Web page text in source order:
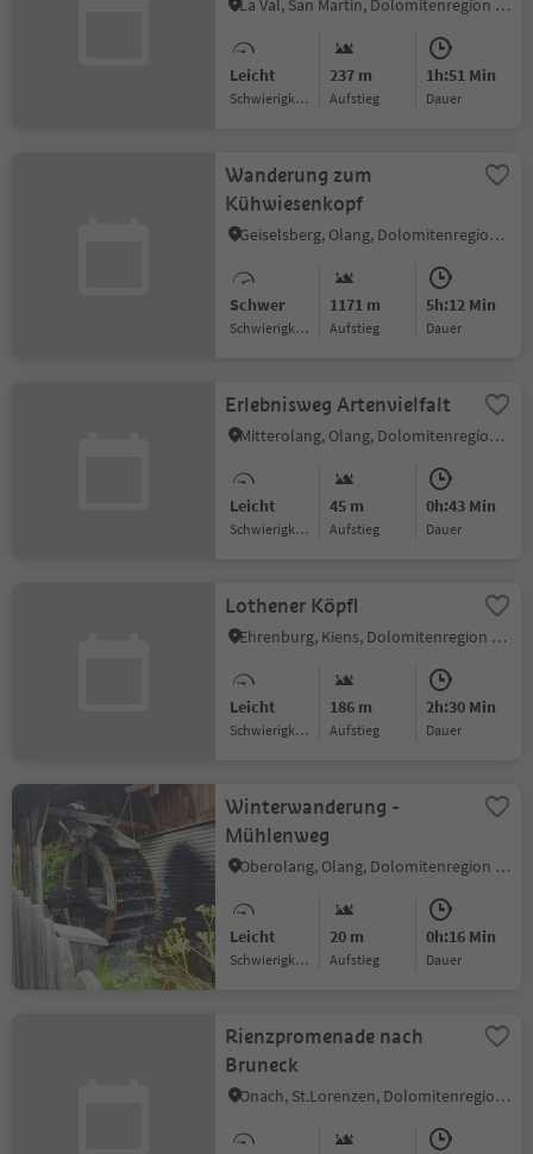
La Val, San Martin, Dolomitenregion Kronplatz
Leicht
Schwierigkeitsgrad
237 m
Aufstieg
1h:51 Min
Dauer
Wanderung zum
Kühwiesenkopf
Geiselsberg, Olang, Dolomitenregion Kronplatz
Schwer
Schwierigkeitsgrad
1171 m
Aufstieg
5h:12 Min
Dauer
Erlebnisweg Artenvielfalt
Mitterolang, Olang, Dolomitenregion Kronplatz
Leicht
Schwierigkeitsgrad
45 m
Aufstieg
0h:43 Min
Dauer
Lothener Köpfl
Ehrenburg, Kiens, Dolomitenregion Kronplatz
Leicht
Schwierigkeitsgrad
186 m
Aufstieg
2h:30 Min
Dauer
Winterwanderung -
Mühlenweg
Oberolang, Olang, Dolomitenregion Kronplatz
Leicht
Schwierigkeitsgrad
20 m
Aufstieg
0h:16 Min
Dauer
Rienzpromenade nach
Bruneck
Onach, St.Lorenzen, Dolomitenregion Kronplatz